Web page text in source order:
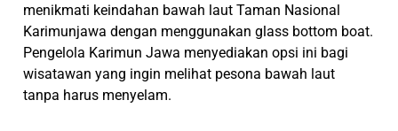
menikmati keindahan bawah laut Taman Nasional
Karimunjawa dengan menggunakan glass bottom boat.
Pengelola Karimun Jawa menyediakan opsi ini bagi
wisatawan yang ingin melihat pesona bawah laut
tanpa harus menyelam.